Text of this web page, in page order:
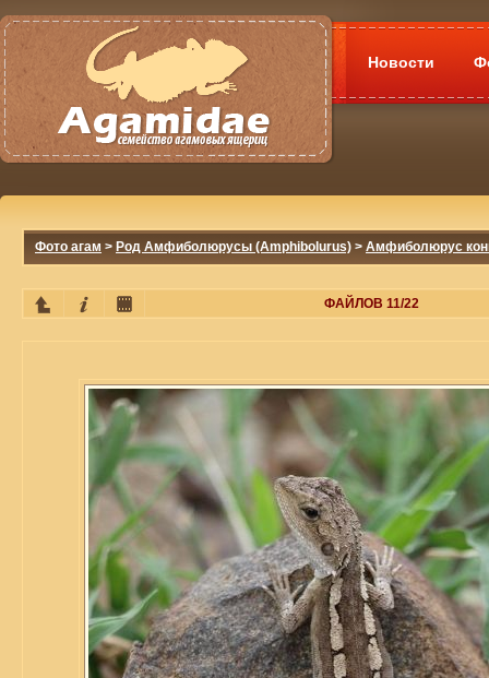
Новости
Фото агам > Род Амфиболюрусы (Amphibolurus) > Амфиболюрус
ФАЙЛОВ 11/22